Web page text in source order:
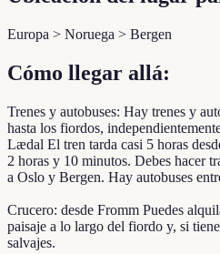
Europa > Noruega > Bergen
Cómo llegar allá:
Trenes y autobuses: Hay trenes y
hasta los fiordos,
Lædal El tren tarda casi 5 horas
2 horas y 10 minutos. Debes hacer
a Oslo y Bergen. Hay autobuses
Crucero: desde Fromm Puedes
paisaje a lo largo del fiordo y, si
salvajes.